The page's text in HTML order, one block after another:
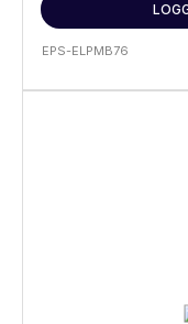
EPS-ELPMB76